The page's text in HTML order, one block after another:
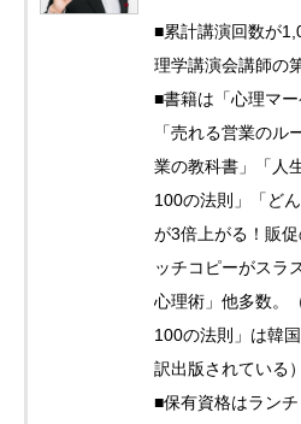
■累計講演回数が
理学講演会講師の
■書籍は「心理マー
「売れる営業のル
業の教科書」「人
100の法則」「ど
が3倍上がる！販
ッチコピーがスラ
心理術」他多数。
100の法則」は韓
訳出版されている）
■保有資格はランチ